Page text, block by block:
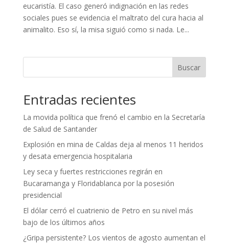
eucaristía. El caso generó indignación en las redes
sociales pues se evidencia el maltrato del cura hacia al
animalito. Eso sí, la misa siguió como si nada. Le...
Buscar
Entradas recientes
La movida política que frenó el cambio en la Secretaría
de Salud de Santander
Explosión en mina de Caldas deja al menos 11 heridos
y desata emergencia hospitalaria
Ley seca y fuertes restricciones regirán en
Bucaramanga y Floridablanca por la posesión
presidencial
El dólar cerró el cuatrienio de Petro en su nivel más
bajo de los últimos años
¿Gripa persistente? Los vientos de agosto aumentan el